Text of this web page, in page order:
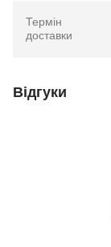
Термін
доставки
Відгуки